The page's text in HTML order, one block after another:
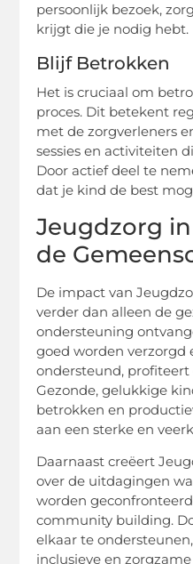
persoonlijk bezoek,
krijgt die je nodig hebt.
Blijf Betrokken
Het is cruciaal om
proces. Dit betekent
met de zorgverleners
sessies en activiteiten
Door actief deel te
dat je kind de best
Jeugdzorg
de
De impact van
verder dan alleen de
ondersteuning
goed worden verzorgd
ondersteund, profiteert
Gezonde, gelukkige
betrokken en
aan een sterke en
Daarnaast creëert
over de uitdagingen
worden
community building.
elkaar te
inclusieve en